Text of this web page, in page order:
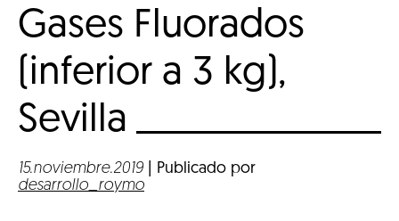
Gases Fluorados
(inferior a 3 kg),
Sevilla
15.noviembre.2019 | Publicado por
desarrollo_roymo